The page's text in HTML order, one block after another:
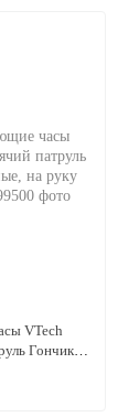
VTech
Гончик,